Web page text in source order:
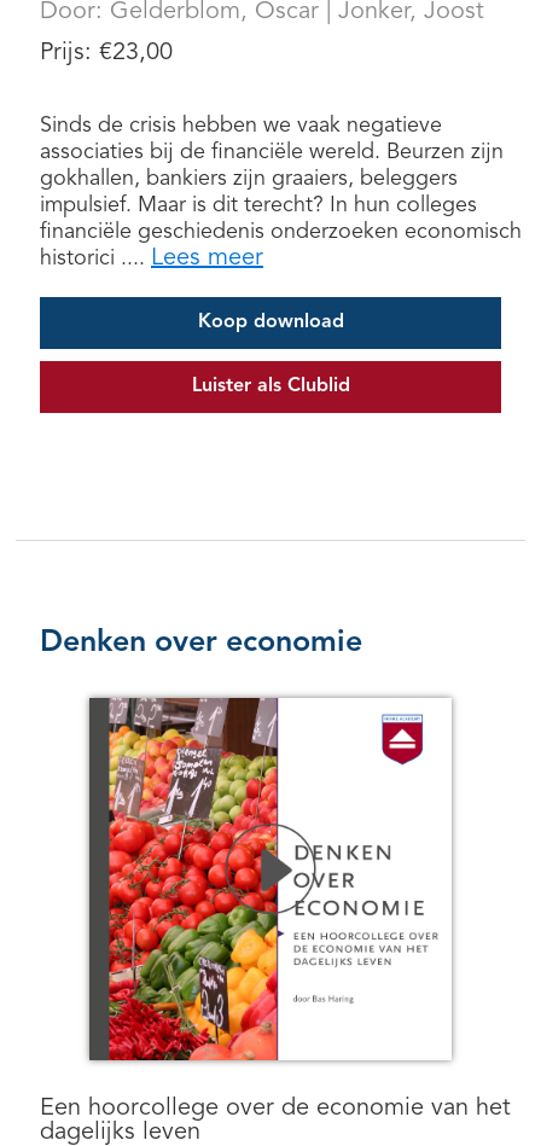
Door: Gelderblom, Oscar
Jonker, Joost
Prijs: €23,00
Sinds de crisis hebben we vaak negatieve
associaties bij de financiële wereld. Beurzen zijn
gokhallen, bankiers zijn graaiers, beleggers
impulsief. Maar is dit terecht? In hun colleges
financiële geschiedenis onderzoeken economisch
historici .... Lees meer
Koop download
Luister als Clublid
Denken over economie
Een hoorcollege over de economie van het
dagelijks leven